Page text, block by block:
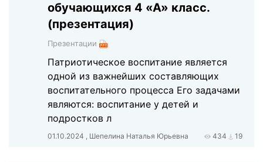
обучающихся 4 «А» класс.
(презентация)
Презентации
Патриотическое воспитание является
одной из важнейших составляющих
воспитательного процесса Его задачами
являются: воспитание у детей и
подростков л
01.10.2024 , Шепелина Наталья Юрьевна 434 19